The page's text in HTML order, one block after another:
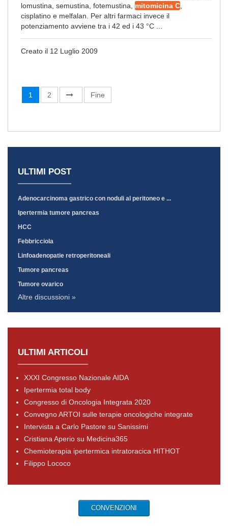
lomustina, semustina, fotemustina, mitomicina C
cisplatino e melfalan. Per altri farmaci invece il
potenziamento avviene tra i 42 ed i 43 °C ...
Creato il 12 Luglio 2009
1 2 Fine
ULTIMI POST
Adenocarcinoma gastrico con noduli al peritoneo e ...
Ipertermia tumore pancreas
HCC
Febbricciola
Linfoadenopatie retroperitoneali
Tumore pancreas
Tumore ovarico
Altre discussioni »
ULTIMI ARTICOLI
XXXI Congresso Nazionale AIDA
Ipertermia total body
Congresso di Oncologia Integrata 2020
Convegno ARTOI sulle terapie oncologiche integrate
Intervista a Carlo Pastore su Sanissimi
Cristiana Aperio su Medicina365
Chemioterapia ipertermica intratoracica HITHOT
Filippo Lococo
CONVENZIONI